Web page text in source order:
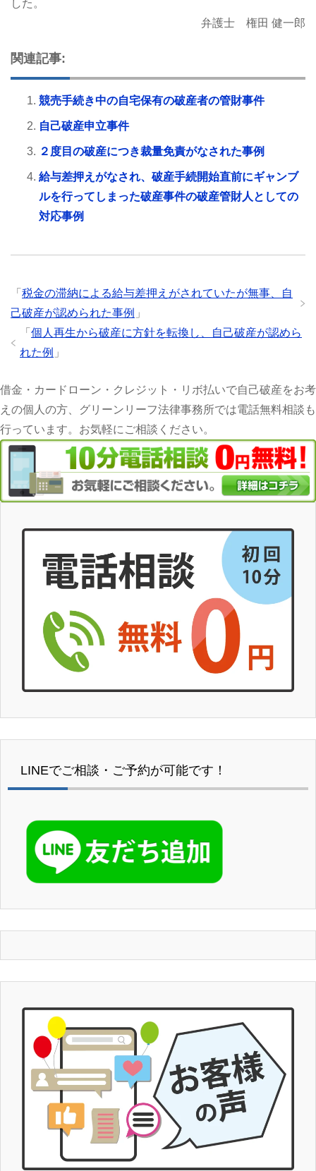
した。
弁護士 権田 健一郎
関連記事:
競売手続き中の自宅保有の破産者の管財事件
自己破産申立事件
２度目の破産につき裁量免責がなされた事例
給与差押えがなされ、破産手続開始直前にギャンブ
ルを行ってしまった破産事件の破産管財人としての
対応事例
「 税金の滞納による給与差押えがされていたが無事、自
己破産が認められた事例 」
「 個人再生から破産に方針を転換し、自己破産が認めら
れた例 」
借金・カードローン・クレジット・リボ払いで自己破産をお考
えの個人の方、グリーンリーフ法律事務所では電話無料相談も
行っています。お気軽にご相談ください。
LINEでご相談・ご予約が可能です！